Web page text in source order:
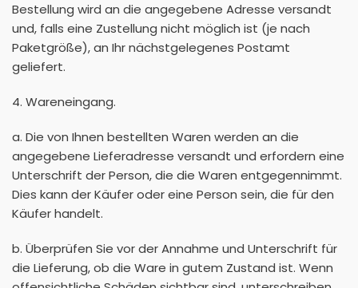
Bestellung wird an die angegebene Adresse versandt
und, falls eine Zustellung nicht möglich ist (je nach
Paketgröße), an Ihr nächstgelegenes Postamt
geliefert.
4. Wareneingang.
a. Die von Ihnen bestellten Waren werden an die
angegebene Lieferadresse versandt und erfordern eine
Unterschrift der Person, die die Waren entgegennimmt.
Dies kann der Käufer oder eine Person sein, die für den
Käufer handelt.
b. Überprüfen Sie vor der Annahme und Unterschrift für
die Lieferung, ob die Ware in gutem Zustand ist. Wenn